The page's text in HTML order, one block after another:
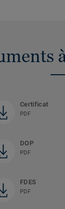
Certificat
PDF
DOP
PDF
FDES
PDF